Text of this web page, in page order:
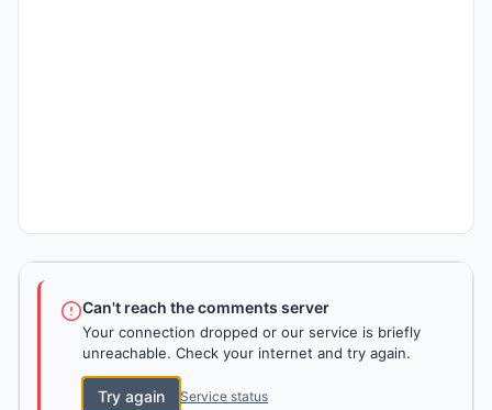
Can't reach the comments server
Your connection dropped or our service is briefly
unreachable. Check your internet and try again.
Try again Service status